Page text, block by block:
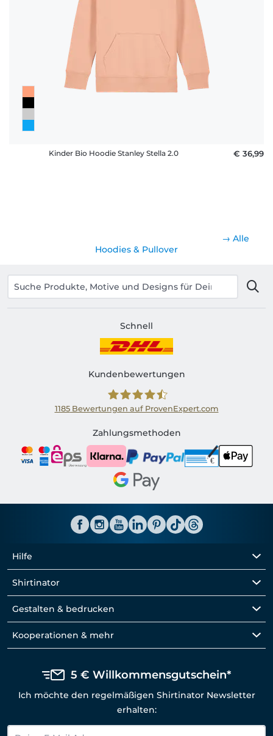
Kinder Bio Hoodie Stanley Stella 2.0 € 36,99
→ Alle
Hoodies & Pullover
Schnell
Kundenbewertungen
Shirtinator AT
1185Bewertungen auf ProvenExpert.com
Zahlungsmethoden
Hilfe
Shirtinator
Gestalten & bedrucken
Kooperationen & mehr
5 € Willkommensgutschein*
Ich möchte den regelmäßigen Shirtinator Newsletter
erhalten: